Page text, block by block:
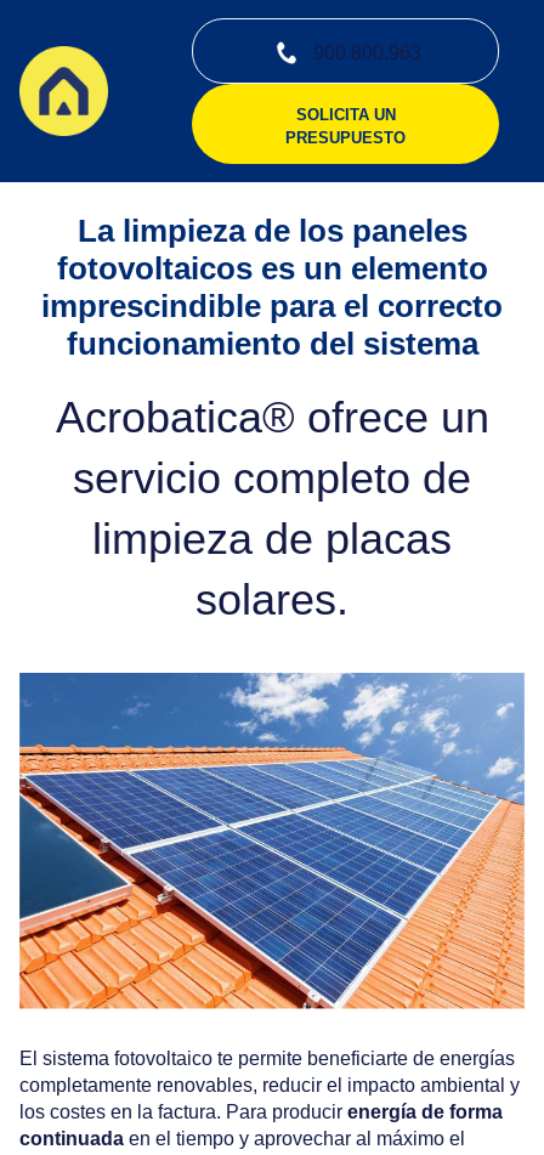
900.800.963
SOLICITA UN
PRESUPUESTO
La limpieza de los paneles
fotovoltaicos es un elemento
imprescindible para el correcto
funcionamiento del sistema
Acrobatica® ofrece un
servicio completo de
limpieza de placas
solares.
El sistema fotovoltaico te permite beneficiarte de energías
completamente renovables, reducir el impacto ambiental y
los costes en la factura. Para producir energía de forma
continuada en el tiempo y aprovechar al máximo el